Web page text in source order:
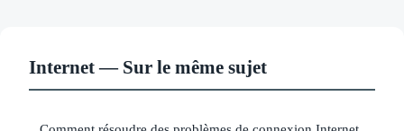
Internet — Sur le même sujet